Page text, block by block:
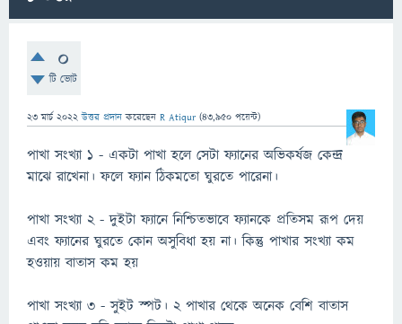
0
টি ভোট
23 মার্চ 2022 উত্তর প্রদান করেছেন R Atiqur (43,950 পয়েন্ট)
পাখা সংখ্যা ১ - একটা পাখা হলে সেটা ফ্যানের অভিকর্ষজ কেন্দ্র
মাঝে রাখেনা। ফলে ফ্যান ঠিকমতো ঘুরতে পারেনা।
পাখা সংখ্যা ২ - দুইটা ফ্যানে নিশ্চিতভাবে ফ্যানকে প্রতিসম রূপ দেয়
এবং ফ্যানের ঘুরতে কোন অসুবিধা হয় না। কিন্তু পাখার সংখ্যা কম
হওয়ায় বাতাস কম হয়
পাখা সংখ্যা ৩ - সুইট স্পট। ২ পাখার থেকে অনেক বেশি বাতাস